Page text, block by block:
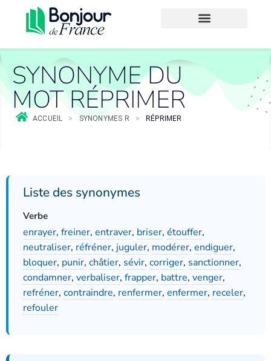
SYNONYME DU
MOT RÉPRIMER
ACCUEIL > SYNONYMES R > RÉPRIMER
Liste des synonymes
Verbe
enrayer, freiner, entraver, briser, étouffer,
neutraliser, réfréner, juguler, modérer, endiguer,
bloquer, punir, châtier, sévir, corriger, sanctionner,
condamner, verbaliser, frapper, battre, venger,
refréner, contraindre, renfermer, enfermer, receler,
refouler